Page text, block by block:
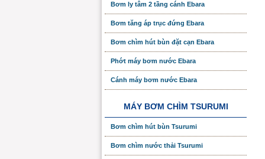
Bơm ly tâm 2 tầng cánh Ebara
Bơm tăng áp trục đứng Ebara
Bơm chìm hút bùn đặt cạn Ebara
Phớt máy bơm nước Ebara
Cánh máy bơm nước Ebara
MÁY BƠM CHÌM TSURUMI
Bơm chìm hút bùn Tsurumi
Bơm chìm nước thải Tsurumi